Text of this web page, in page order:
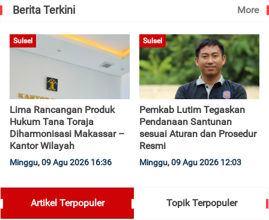
Berita Terkini More
Sulsel
Lima Rancangan Produk
Hukum Tana Toraja
Diharmonisasi Makassar –
Kantor Wilayah
Minggu, 09 Agu 2026 16:36
Sulsel
Pemkab Lutim Tegaskan
Pendanaan Santunan
sesuai Aturan dan Prosedur
Resmi
Minggu, 09 Agu 2026 12:03
Artikel Terpopuler Topik Terpopuler